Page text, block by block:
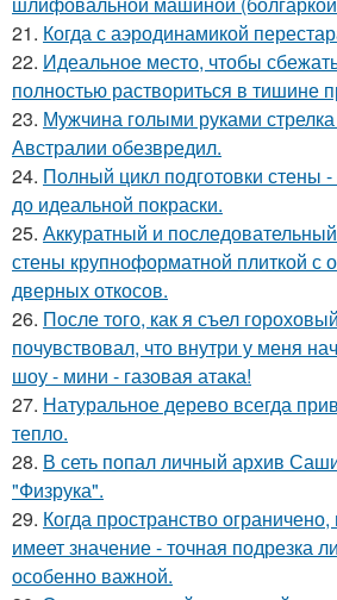
21. Когда с аэродинамикой
22. Идеальное место, чтобы
полностью раствориться в тишине
23. Мужчина голыми руками
Австралии обезвредил.
24. Полный цикл подготовки стены
до идеальной покраски.
25. Аккуратный и
стены крупноформатной плиткой с
дверных откосов.
26. После того, как я съел
почувствовал, что внутри у меня
шоу - мини - газовая атака!
27. Натуральное дерево всегда
тепло.
28. В сеть попал личный архив
"Физрука".
29. Когда пространство
имеет значение - точная подрезка
особенно важной.